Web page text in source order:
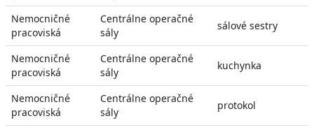
Nemocničné
pracoviská
Centrálne operačné
sály
sálové sestry
Nemocničné
pracoviská
Centrálne operačné
sály
kuchynka
Nemocničné
pracoviská
Centrálne operačné
sály
protokol